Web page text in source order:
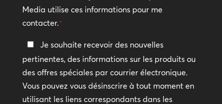
Media utilise ces informations pour me
contacter.*
Restez
en
contact
Je souhaite recevoir des nouvelles
pertinentes, des informations sur les produits ou
des offres spéciales par courrier électronique.
Vous pouvez vous désinscrire à tout moment en
utilisant les liens correspondants dans les